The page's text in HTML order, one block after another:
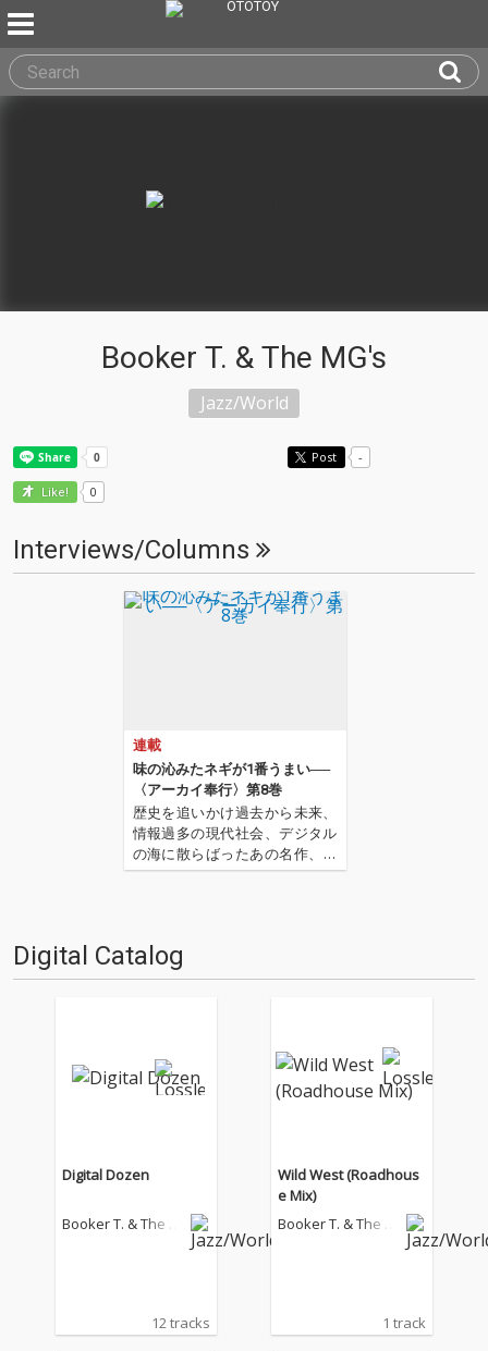
Booker T. & The MG's
Jazz/World
Post -
Like! 0
Interviews/Columns
連載
味の沁みたネギが1番うまい──
〈アーカイ奉行〉第8巻
歴史を追いかけ過去から未来、
情報過多の現代社会、デジタル
の海に散らばったあの名作、こ
の名作たちをひとつにまとめる
は…'''1.過去作の最新リマスター
音源 2.これまで未配信…
Digital Catalog
Digital Dozen
Booker T. & The M
12 tracks
Wild West (Roadhous
e Mix)
Booker T. & The M
1 track